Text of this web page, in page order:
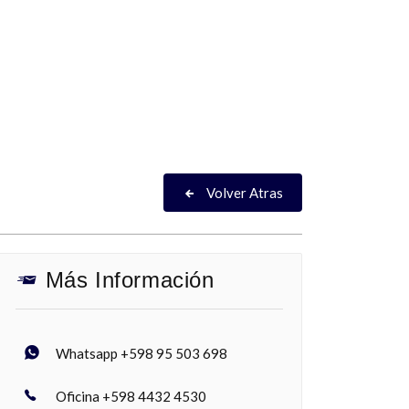
Volver Atras
Más Información
Whatsapp +598 95 503 698
Oficina +598 4432 4530